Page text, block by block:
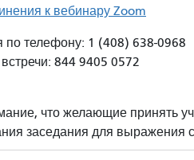
к вебинару Zoom
по телефону: 1 (408) 638-0968
844 9405 0572
что желающие принять
заседания для выражения